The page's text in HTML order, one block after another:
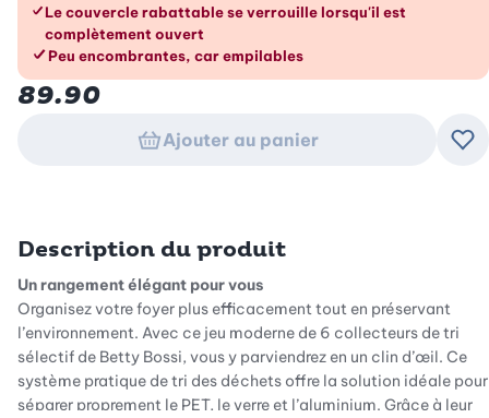
Le couvercle rabattable se verrouille lorsqu'il est
complètement ouvert
Peu encombrantes, car empilables
89.90
Ajouter au panier
Description du produit
Un rangement élégant pour vous
Organisez votre foyer plus efficacement tout en préservant
l’environnement. Avec ce jeu moderne de 6 collecteurs de tri
sélectif de Betty Bossi, vous y parviendrez en un clin d’œil. Ce
système pratique de tri des déchets offre la solution idéale pour
séparer proprement le PET, le verre et l’aluminium. Grâce à leur